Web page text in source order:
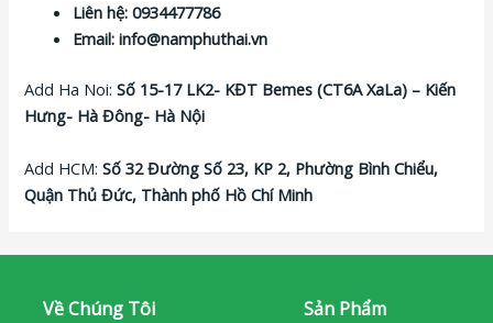
Liên hệ: 0934477786
Email: info@namphuthai.vn
Add Ha Noi:Số 15-17 LK2- KĐT Bemes (CT6A XaLa) – Kiến
Hưng- Hà Đông- Hà Nội
Add HCM: Số 32 Đường Số 23, KP 2, Phường Bình Chiểu,
Quận Thủ Đức, Thành phố Hồ Chí Minh
Về Chúng Tôi Sản Phẩm